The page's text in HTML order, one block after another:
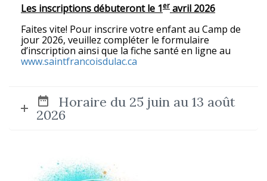
Les inscriptions débuteront le 1er avril 2026
Faites vite! Pour inscrire votre enfant au Camp de
jour 2026, veuillez compléter le formulaire
d’inscription ainsi que la fiche santé en ligne au
www.saintfrancoisdulac.ca
Horaire du 25 juin au 13 août
2026